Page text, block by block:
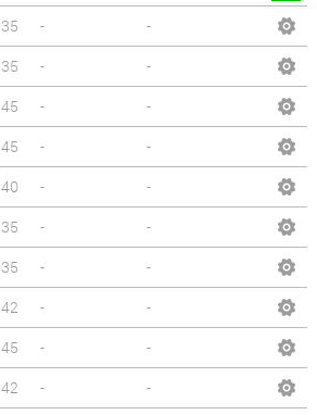
35 -
-
35 -
-
45 -
-
45 -
-
40 -
-
35 -
-
35 -
-
42 -
-
45 -
-
42 -
-